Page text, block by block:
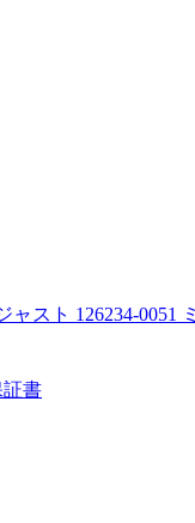
ャスト 126234-0051
証書